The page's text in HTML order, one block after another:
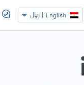
English
| ريال